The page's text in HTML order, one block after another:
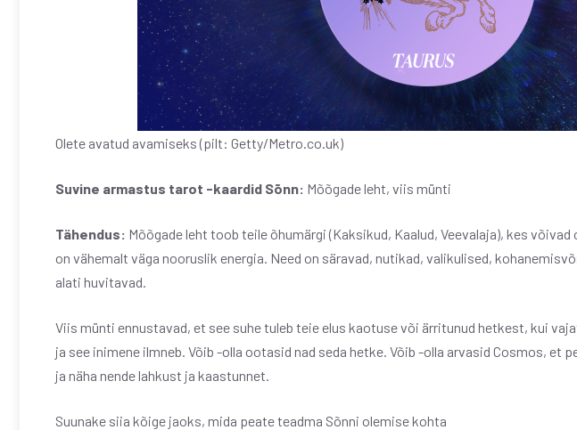
Olete avatud avamiseks (pilt: Getty/Metro.co.uk)
Suvine armastus tarot -kaardid Sõnn: Mõõgade leht, viis münti
Tähendus: Mõõgade leht toob teile õhumärgi (Kaksikud, Kaalud, Veevalaja), kes
on vähemalt väga nooruslik energia. Need on säravad, nutikad, valikulised,
alati huvitavad.
Viis münti ennustavad, et see suhe tuleb teie elus kaotuse või ärritunud hetkest, kui
ja see inimene ilmneb. Võib -olla ootasid nad seda hetke. Võib -olla arvasid Cosmos, et
ja näha nende lahkust ja kaastunnet.
Suunake siia kõige jaoks, mida peate teadma Sõnni olemise kohta